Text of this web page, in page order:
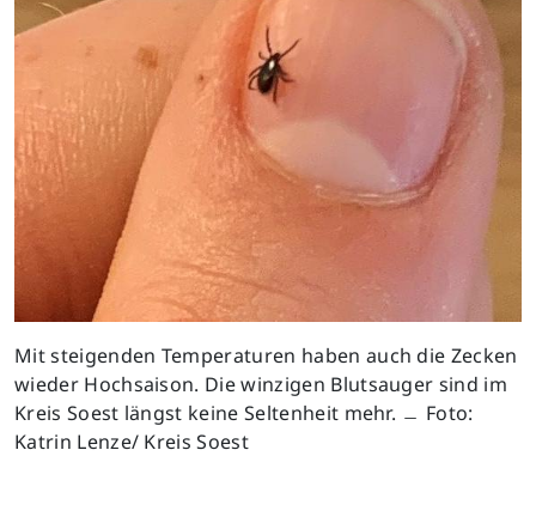
Mit steigenden Temperaturen haben auch die Zecken
wieder Hochsaison. Die winzigen Blutsauger sind im
Kreis Soest längst keine Seltenheit mehr. ﹘ Foto:
Katrin Lenze/ Kreis Soest